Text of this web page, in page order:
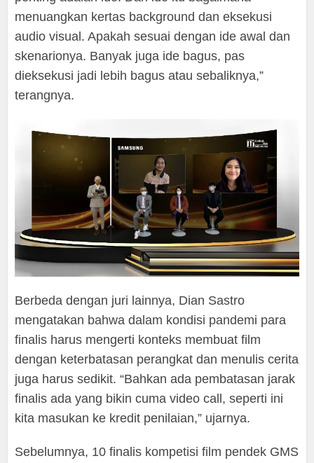
menuangkan kertas background dan eksekusi
audio visual. Apakah sesuai dengan ide awal dan
skenarionya. Banyak juga ide bagus, pas
dieksekusi jadi lebih bagus atau sebaliknya,”
terangnya.
Berbeda dengan juri lainnya, Dian Sastro
mengatakan bahwa dalam kondisi pandemi para
finalis harus mengerti konteks membuat film
dengan keterbatasan perangkat dan menulis cerita
juga harus sedikit. “Bahkan ada pembatasan jarak
finalis ada yang bikin cuma video call, seperti ini
kita masukan ke kredit penilaian,” ujarnya.
Sebelumnya, 10 finalis kompetisi film pendek GMS